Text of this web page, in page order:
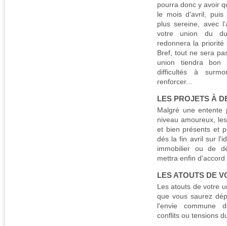
pourra donc y avoir
le mois d'avril, puis
plus sereine, avec
votre union du
redonnera la
Bref, tout ne sera
union tiendra
difficultés à
renforcer...
LES PROJETS À
Malgré une entente
niveau amoureux,
et bien présents et
dés la fin avril sur
immobilier ou de
mettra enfin
LES ATOUTS DE
Les atouts de votre
que vous saurez
l'envie commune
conflits ou tensions